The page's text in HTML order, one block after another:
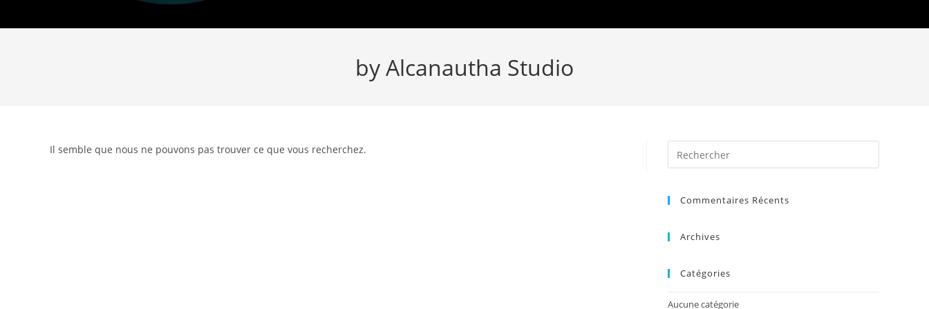
by Alcanautha Studio
Il semble que nous ne pouvons pas trouver ce que vous recherchez.
Commentaires Récents
Archives
Catégories
Aucune catégorie